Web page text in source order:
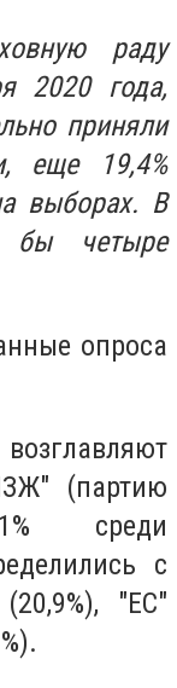
раду
2020 года,
приняли
еще 19,4%
выборах. В
бы четыре
опроса
(партию
среди
с
"ЕС"